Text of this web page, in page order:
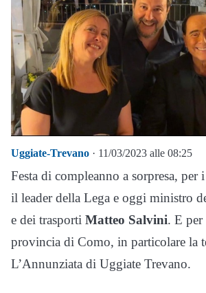
Uggiate-Trevano · 11/03/2023 alle 08:25
Festa di compleanno a sorpresa, per
il leader della Lega e oggi ministro
e dei trasporti Matteo Salvini. E per
provincia di Como, in particolare la
L’Annunziata di Uggiate Trevano.